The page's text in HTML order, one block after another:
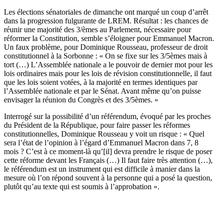
Les élections sénatoriales de dimanche ont marqué un coup d’arrêt
dans la progression fulgurante de LREM. Résultat : les chances de
réunir une majorité des 3/èmes au Parlement, nécessaire pour
réformer la Constitution, semble s’éloigner pour Emmanuel Macron.
Un faux problème, pour Dominique Rousseau, professeur de droit
constitutionnel à la Sorbonne : « On se fixe sur les 3/5èmes mais à
tort (…) L’Assemblée nationale a le pouvoir de dernier mot pour les
lois ordinaires mais pour les lois de révision constitutionnelle, il faut
que les lois soient votées, à la majorité en termes identiques par
l’Assemblée nationale et par le Sénat. Avant même qu’on puisse
envisager la réunion du Congrès et des 3/5èmes. »
Interrogé sur la possibilité d’un référendum, évoqué par les proches
du Président de la République, pour faire passer les réformes
constitutionnelles, Dominique Rousseau y voit un risque : « Quel
sera l’état de l’opinion à l’égard d’Emmanuel Macron dans 7, 8
mois ? C’est à ce moment-là qu’[il] devra prendre le risque de poser
cette réforme devant les Français (…) Il faut faire très attention (…),
le référendum est un instrument qui est difficile à manier dans la
mesure où l’on répond souvent à la personne qui a posé la question,
plutôt qu’au texte qui est soumis à l’approbation ».